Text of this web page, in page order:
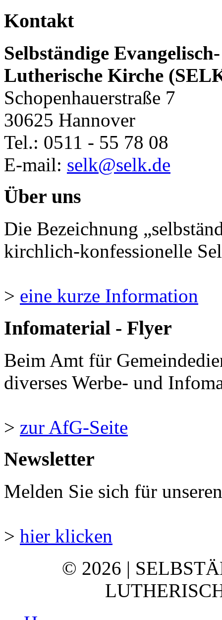
Kontakt
Selbständige Evangelisch-
Lutherische Kirche
Schopenhauerstraße 7
30625 Hannover
Tel.: 0511 - 55 78 08
E-mail: selk@selk.de
Über uns
Die Bezeichnung
kirchlich-konfessionelle
> eine kurze Information
Infomaterial - Flyer
Beim Amt für
diverses Werbe- und
> zur AfG-Seite
Newsletter
Melden Sie sich für
> hier klicken
© 2026 |